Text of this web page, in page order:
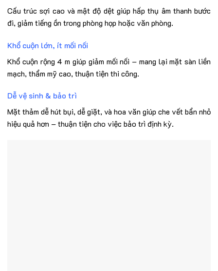
Cấu trúc sợi cao và mật độ dệt giúp hấp thụ âm thanh bước
đi, giảm tiếng ồn trong phòng họp hoặc văn phòng.
Khổ cuộn lớn, ít mối nối
Khổ cuộn rộng 4 m giúp giảm mối nối – mang lại mặt sàn liền
mạch, thẩm mỹ cao, thuận tiện thi công.
Dễ vệ sinh & bảo trì
Mặt thảm dễ hút bụi, dễ giặt, và hoa văn giúp che vết bẩn nhỏ
hiệu quả hơn – thuận tiện cho việc bảo trì định kỳ.